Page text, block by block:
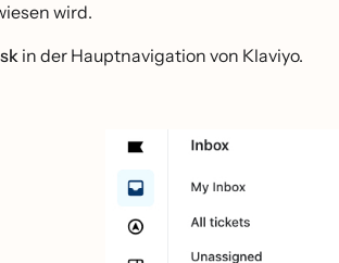
wird.
in der Hauptnavigation von Klaviyo.